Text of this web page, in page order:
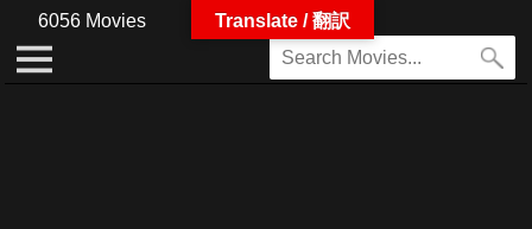
6056 Movies Translate / 翻訳